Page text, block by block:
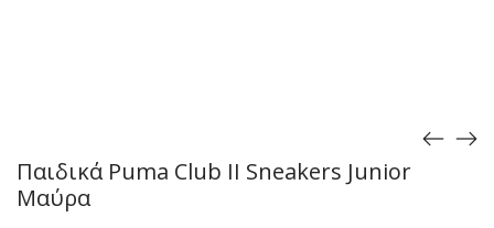
Παιδικά Puma Club II Sneakers Junior
Μαύρα